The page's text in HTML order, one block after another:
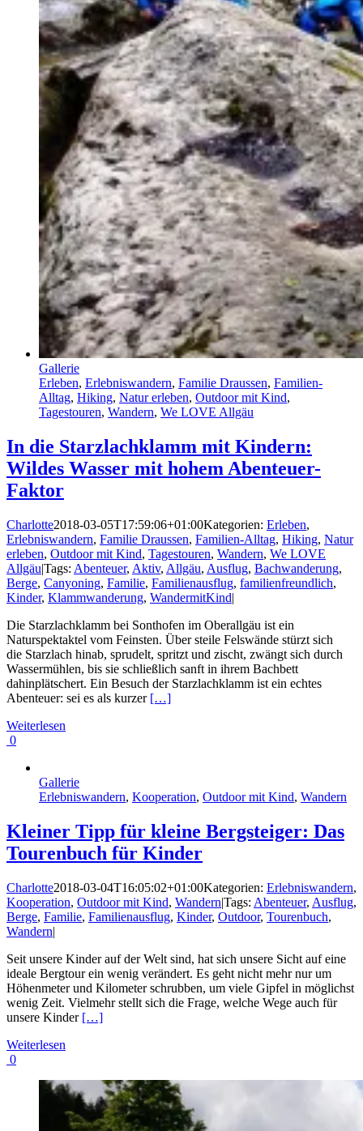
Gallerie
Erleben, Erlebniswandern, Familie Draussen, Familien-
Alltag, Hiking, Natur erleben, Outdoor mit Kind,
Tagestouren, Wandern, We LOVE Allgäu
In die Starzlachklamm mit Kindern:
Wildes Wasser mit hohem Abenteuer-
Faktor
Charlotte2018-03-05T17:59:06+01:00Kategorien: Erleben,
Erlebniswandern, Familie Draussen, Familien-Alltag, Hiking, Natur
erleben, Outdoor mit Kind, Tagestouren, Wandern, We LOVE
Allgäu|Tags: Abenteuer, Aktiv, Allgäu, Ausflug, Bachwanderung,
Berge, Canyoning, Familie, Familienausflug, familienfreundlich,
Kinder, Klammwanderung, WandermitKind|
Die Starzlachklamm bei Sonthofen im Oberallgäu ist ein
Naturspektaktel vom Feinsten. Über steile Felswände stürzt sich
die Starzlach hinab, sprudelt, spritzt und zischt, zwängt sich durch
Wassermühlen, bis sie schließlich sanft in ihrem Bachbett
dahinplätschert. Ein Besuch der Starzlachklamm ist ein echtes
Abenteuer: sei es als kurzer […]
Weiterlesen
0
Gallerie
Erlebniswandern, Kooperation, Outdoor mit Kind, Wandern
Kleiner Tipp für kleine Bergsteiger: Das
Tourenbuch für Kinder
Charlotte2018-03-04T16:05:02+01:00Kategorien: Erlebniswandern,
Kooperation, Outdoor mit Kind, Wandern|Tags: Abenteuer, Ausflug,
Berge, Familie, Familienausflug, Kinder, Outdoor, Tourenbuch,
Wandern|
Seit unsere Kinder auf der Welt sind, hat sich unsere Sicht auf eine
ideale Bergtour ein wenig verändert. Es geht nicht mehr nur um
Höhenmeter und Kilometer schrubben, um viele Gipfel in möglichst
wenig Zeit. Vielmehr stellt sich die Frage, welche Wege auch für
unsere Kinder […]
Weiterlesen
0